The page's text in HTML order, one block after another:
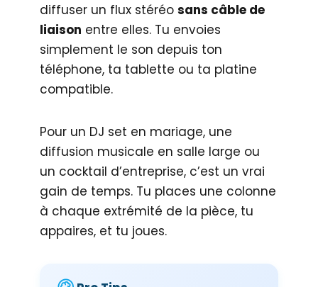
diffuser un flux stéréo sans câble de
liaison entre elles. Tu envoies
simplement le son depuis ton
téléphone, ta tablette ou ta platine
compatible.
Pour un DJ set en mariage, une
diffusion musicale en salle large ou
un cocktail d’entreprise, c’est un vrai
gain de temps. Tu places une colonne
à chaque extrémité de la pièce, tu
appaires, et tu joues.